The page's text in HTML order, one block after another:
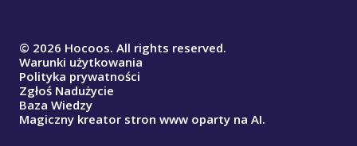
© 2026 Hocoos. All rights reserved.
Warunki użytkowania
Polityka prywatności
Zgłoś Nadużycie
Baza Wiedzy
Magiczny kreator stron www oparty na AI.